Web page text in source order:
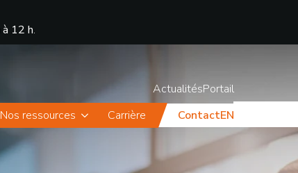
12 h.
ActualitésPortail
Nos ressources Carrière ContactEN